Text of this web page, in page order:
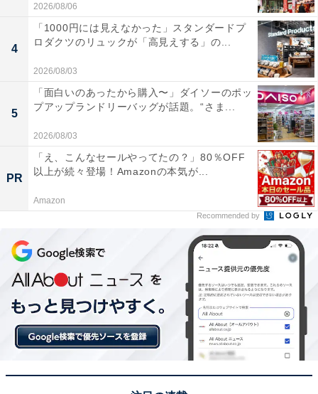
2026/08/06
4
「1000円には見えなかった」スタンダードプ
ロダクツのリュックが「高見えする」の...
2026/08/03
5
「面白いのあったから購入〜」ダイソーのポッ
プアップランドリーバッグが話題。“さま...
2026/08/03
PR
「え、こんなセールやってたの？」80％OFF
以上が続々登場！Amazonの本気が...
Amazon
Recommended by